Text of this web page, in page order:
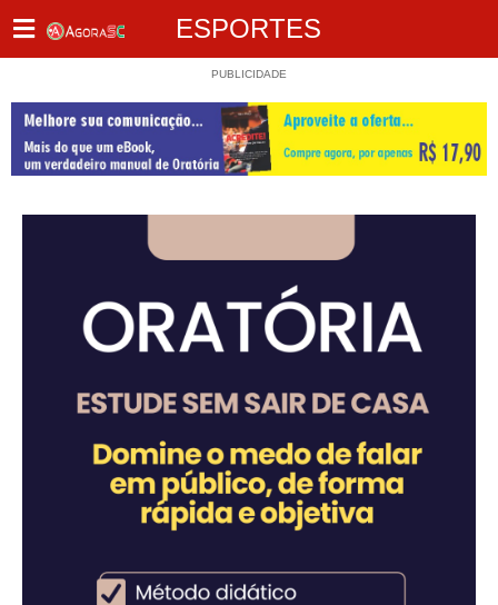
ESPORTES
PUBLICIDADE